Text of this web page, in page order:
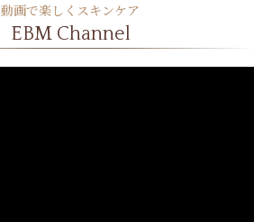
動画で楽しくスキンケア
EBM Channel